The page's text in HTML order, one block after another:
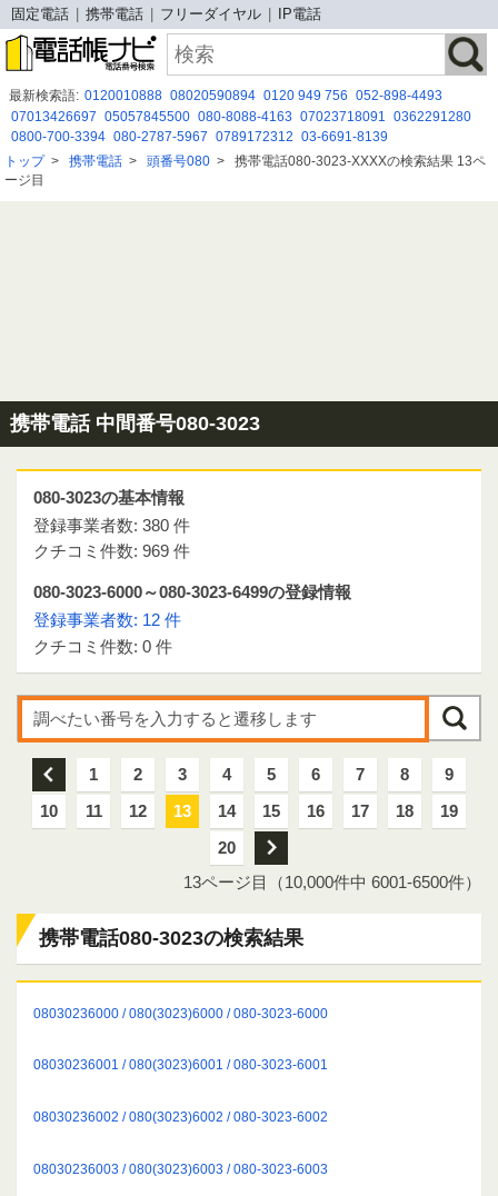
固定電話 携帯電話 フリーダイヤル IP電話
最新検索語: 0120010888 08020590894 0120 949 756 052-898-4493
07013426697 05057845500 080-8088-4163 07023718091
0362291280
0800-700-3394 080-2787-5967 0789172312 03-6691-8139
080 8047 9298 05030330218 0120 119 128 0366358728 08019252857
080 2930 8509
トップ> 携帯電話 > 頭番号080 > 携帯電話080-3023-XXXXの検索結果 13ペ
ージ目
携帯電話 中間番号080-3023
080-3023の基本情報
登録事業者数: 380 件
クチコミ件数: 969 件
080-3023-6000～080-3023-6499の登録情報
登録事業者数: 12 件
クチコミ件数: 0 件
前 1 2 3 4 5 6 7 8
9
10
11 12 13 14 15 16 17 18
19
20
次
13ページ目（10,000件中 6001-6500件）
携帯電話080-3023の検索結果
08030236000 / 080(3023)6000 / 080-3023-6000
08030236001 / 080(3023)6001 / 080-3023-6001
08030236002 / 080(3023)6002 / 080-3023-6002
08030236003 / 080(3023)6003 / 080-3023-6003